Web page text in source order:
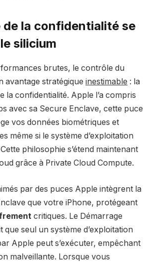
de la confidentialité se
silicium
brutes, le contrôle du
avantage stratégique inestimable : la
la confidentialité. Apple l’a compris
avec sa Secure Enclave, cette puce
vos données biométriques et
même si le système d’exploitation
philosophie s’étend maintenant
grâce à Private Cloud Compute.
par des puces Apple intègrent la
que votre iPhone, protégeant
critiques. Le Démarrage
que seul un système d’exploitation
Apple peut s’exécuter, empêchant
malveillante. Lorsque vous